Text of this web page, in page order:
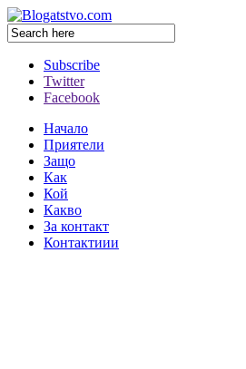
Subscribe
Twitter
Facebook
Начало
Приятели
Защо
Как
Кой
Какво
За контакт
Контактиии